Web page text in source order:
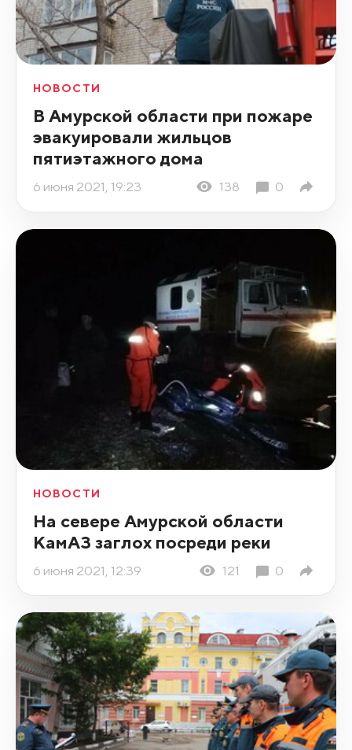
НОВОСТИ
В Амурской области при пожаре
эвакуировали жильцов
пятиэтажного дома
6 июня 2021, 19:23 138 0
НОВОСТИ
На севере Амурской области
КамАЗ заглох посреди реки
6 июня 2021, 12:39 121 0